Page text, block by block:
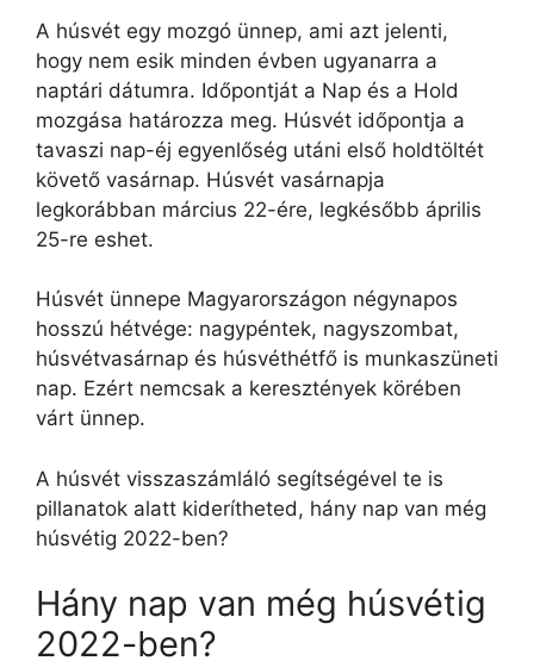
A húsvét egy mozgó ünnep, ami azt jelenti,
hogy nem esik minden évben ugyanarra a
naptári dátumra. Időpontját a Nap és a Hold
mozgása határozza meg. Húsvét időpontja a
tavaszi nap-éj egyenlőség utáni első holdtöltét
követő vasárnap. Húsvét vasárnapja
legkorábban március 22-ére, legkésőbb április
25-re eshet.
Húsvét ünnepe Magyarországon négynapos
hosszú hétvége: nagypéntek, nagyszombat,
húsvétvasárnap és húsvéthétfő is munkaszüneti
nap. Ezért nemcsak a keresztények körében
várt ünnep.
A húsvét visszaszámláló segítségével te is
pillanatok alatt kiderítheted, hány nap van még
húsvétig 2022-ben?
Hány nap van még húsvétig
2022-ben?